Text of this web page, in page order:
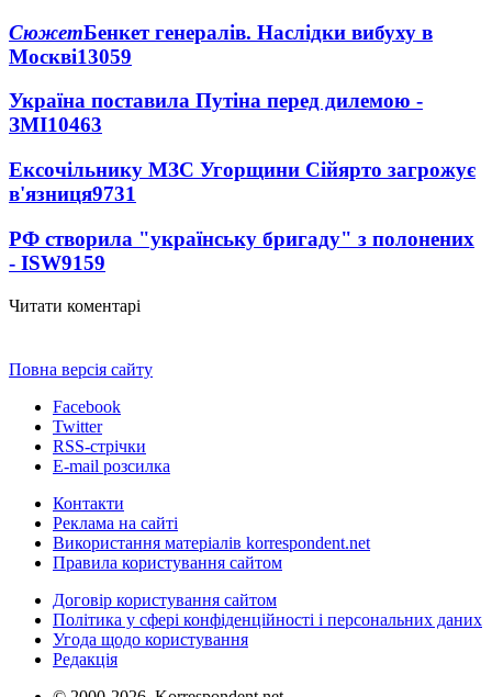
СюжетБенкет генералів. Наслідки вибуху в
Москві13059
Україна поставила Путіна перед дилемою -
ЗМІ10463
Ексочільнику МЗС Угорщини Сійярто загрожує
в'язниця9731
РФ створила "українську бригаду" з полонених
- ISW9159
Читати коментарі
Повна версія сайту
Facebook
Twitter
RSS-стрічки
E-mail розсилка
Контакти
Реклама на сайті
Використання матеріалів korrespondent.net
Правила користування сайтом
Договір користування сайтом
Політика у сфері конфіденційності і персональних даних
Угода щодо користування
Редакція